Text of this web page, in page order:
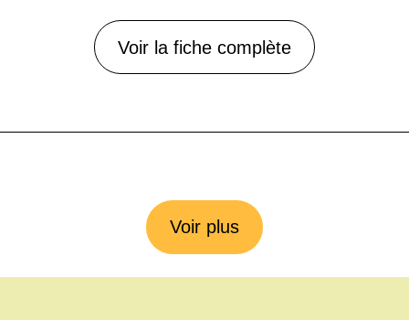
Voir la fiche complète
Voir plus